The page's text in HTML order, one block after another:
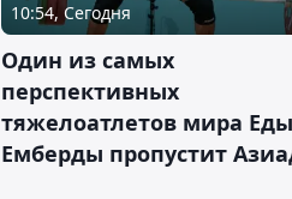
10:54, Сегодня
Один из самых
перспективных
тяжелоатлетов мира
Емберды пропустит